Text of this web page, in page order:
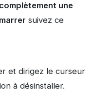
une
suivez ce
et dirigez le curseur
à désinstaller.